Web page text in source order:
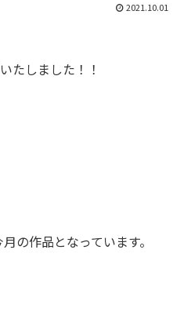
2021.10.01
たしました！！
の作品となっています。